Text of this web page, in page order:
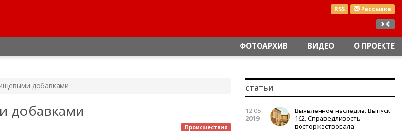
RSS Рассылка
ФОТОАРХИВ ВИДЕО О ПРОЕКТЕ
добавками
добавками
Происшествия
статьи
12.05
2019
Выявленное наследие. Выпуск
162. Справедливость
восторжествовала